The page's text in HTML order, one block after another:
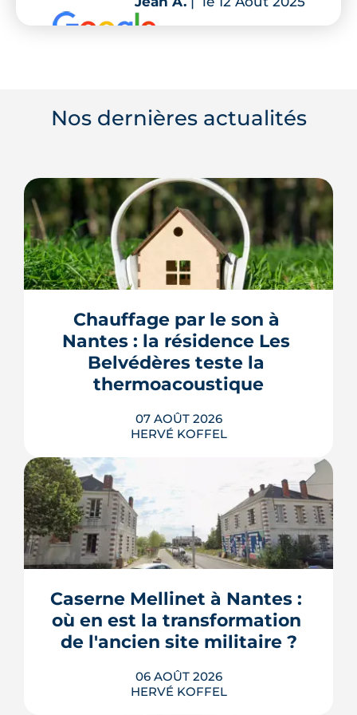
Nos dernières actualités
Chauffage par le son à
Nantes : la résidence Les
Belvédères teste la
thermoacoustique
07 AOÛT 2026
HERVÉ KOFFEL
Une start-up nantaise fait produire de
l'eau chaude « par le son » à un
immeuble social de Bellevue-
une pompe à chaleur à hélium
branchée sur le réseau de chaleur
urbain, testée un an grandeur nature.
LIRE L'ARTICLE
Caserne Mellinet à Nantes :
où en est la transformation
de l'ancien site militaire ?
06 AOÛT 2026
HERVÉ KOFFEL